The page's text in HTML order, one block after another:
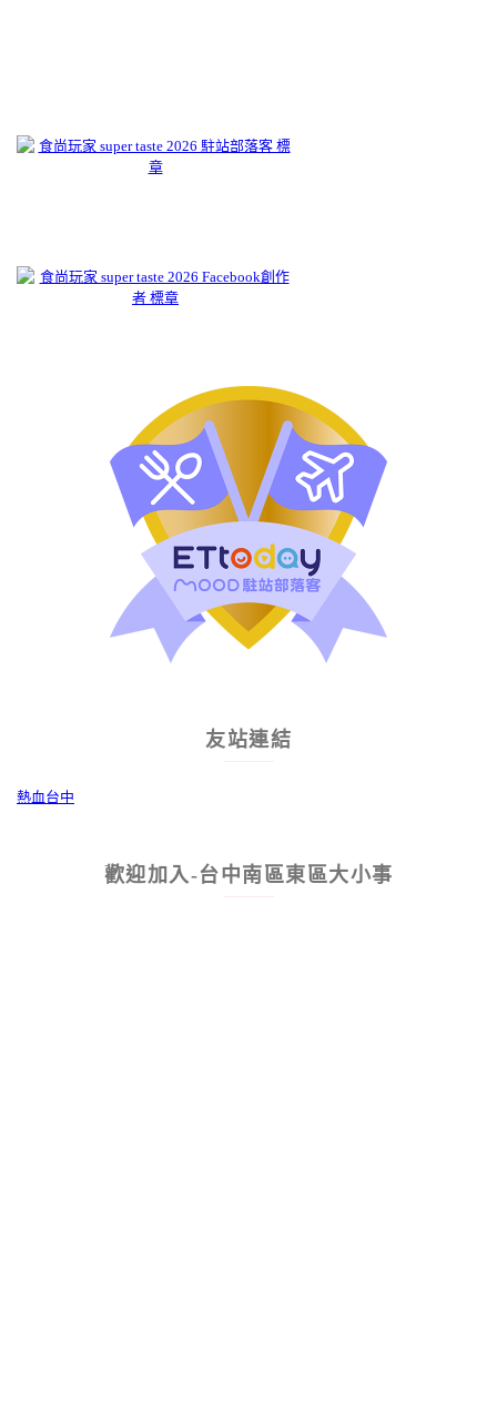
友站連結
熱血台中
歡迎加入-台中南區東區大小事